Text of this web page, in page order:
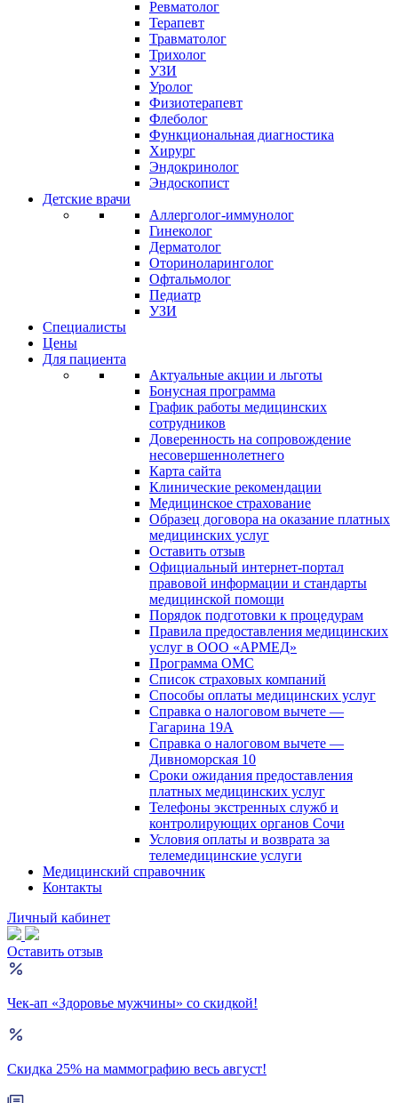
Ревматолог
Терапевт
Травматолог
Трихолог
УЗИ
Уролог
Физиотерапевт
Флеболог
Функциональная диагностика
Хирург
Эндокринолог
Эндоскопист
Детские врачи
Аллерголог-иммунолог
Гинеколог
Дерматолог
Оториноларинголог
Офтальмолог
Педиатр
УЗИ
Специалисты
Цены
Для пациента
Актуальные акции и льготы
Бонусная программа
График работы медицинских
сотрудников
Доверенность на сопровождение
несовершеннолетнего
Карта сайта
Клинические рекомендации
Медицинское страхование
Образец договора на оказание платных
медицинских услуг
Оставить отзыв
Официальный интернет-портал
правовой информации и стандарты
медицинской помощи
Порядок подготовки к процедурам
Правила предоставления медицинских
услуг в ООО «АРМЕД»
Программа ОМС
Список страховых компаний
Способы оплаты медицинских услуг
Справка о налоговом вычете —
Гагарина 19А
Справка о налоговом вычете —
Дивноморская 10
Сроки ожидания предоставления
платных медицинских услуг
Телефоны экстренных служб и
контролирующих органов Сочи
Условия оплаты и возврата за
телемедицинские услуги
Медицинский справочник
Контакты
Личный кабинет
Оставить отзыв
Чек-ап «Здоровье мужчины» со скидкой!
Скидка 25% на маммографию весь август!